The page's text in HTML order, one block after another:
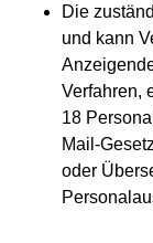
Die
und kann
Verfahren,
18
Mail-
oder